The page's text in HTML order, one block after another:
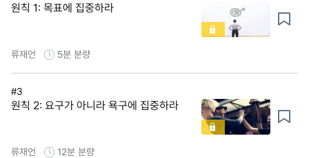
원칙 1: 목표에 집중하라
류재언 5분 분량
#3
원칙 2: 요구가 아니라 욕구에 집중하라
류재언 12분 분량